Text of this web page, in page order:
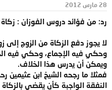
28 مارس 2012
رد: من فؤائد دروس الفوزان : زكاة
لا يجوز دفع الزكاة من الزوج إلى
وحكي فيه الإجماع، وحكي فيه
ويمكن أن يدرس هذا الخلاف.
فمثلا ما رجحه الشيخ ابن عثيمين
النفقة الواجبة كأن يقضي